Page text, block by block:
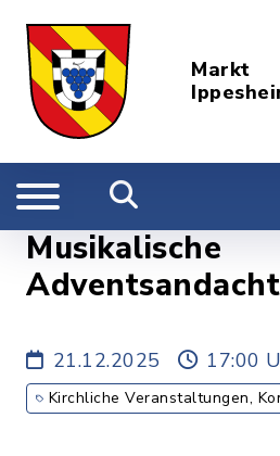
Markt
Musikalische
21.12.2025 17:00
Kirchliche Veranstaltungen,